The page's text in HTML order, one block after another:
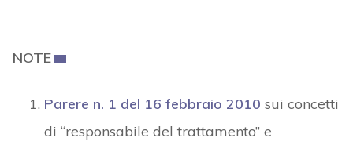
NOTE
Parere n. 1 del 16 febbraio 2010 sui concetti
di “responsabile del trattamento” e